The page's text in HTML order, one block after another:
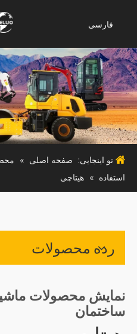
فارسی
indonesia
Türk dili
ไทย
Italiano
Deutsch
Português
Español
Pусский
تو اینجایی: صفحه اصلی »
استفاده » هیتاچی
رده محصولات
نمایش محصولات
ساختمان